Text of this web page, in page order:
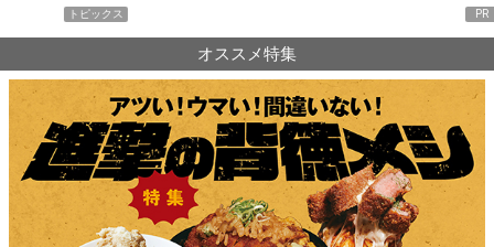
トピックス PR
オススメ特集